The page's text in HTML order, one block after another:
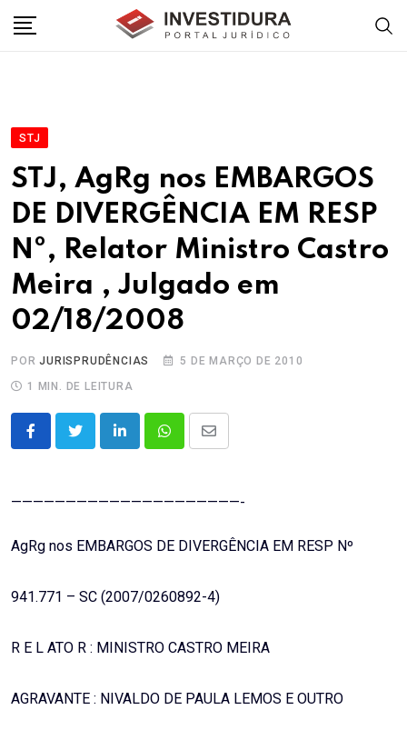
STJ
STJ, AgRg nos EMBARGOS
DE DIVERGÊNCIA EM RESP
Nº, Relator Ministro Castro
Meira , Julgado em
02/18/2008
PORJURISPRUDÊNCIAS
5 DE MARÇO DE 2010
1 MIN. DE LEITURA
LinkedInWhatsappShare
—————————————————————-
AgRg nos EMBARGOS DE DIVERGÊNCIA EM RESP Nº
941.771 – SC (2007/0260892-4)
R E L ATO R : MINISTRO CASTRO MEIRA
AGRAVANTE : NIVALDO DE PAULA LEMOS E OUTRO